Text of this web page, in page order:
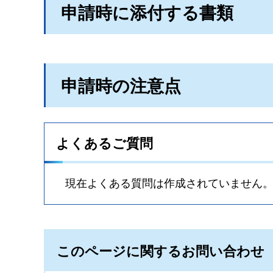
申請時に添付する書類
申請時の注意点
よくあるご質問
現在よくある質問は作成されていません。
このページに関するお問い合わせ